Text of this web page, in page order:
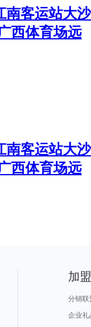
南客运站大沙
西体育场远
南客运站大沙
西体育场远
加
分销联
企业礼